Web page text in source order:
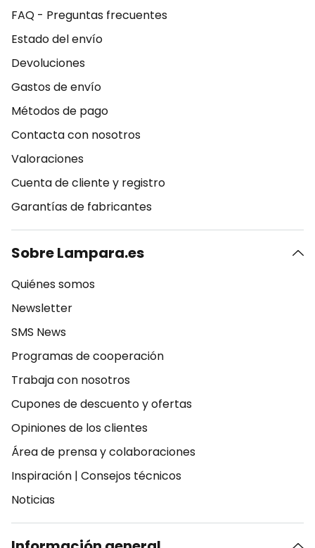
FAQ - Preguntas frecuentes
Estado del envío
Devoluciones
Gastos de envío
Métodos de pago
Contacta con nosotros
Valoraciones
Cuenta de cliente y registro
Garantías de fabricantes
Sobre Lampara.es
Quiénes somos
Newsletter
SMS News
Programas de cooperación
Trabaja con nosotros
Cupones de descuento y ofertas
Opiniones de los clientes
Área de prensa y colaboraciones
Inspiración | Consejos técnicos
Noticias